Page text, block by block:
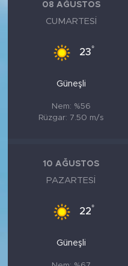
08 AĞUSTOS
CUMARTESI
23°
Güneşli
Nem: %56
Rüzgar: 7.50 m/s
10 AĞUSTOS
PAZARTESI
22°
Güneşli